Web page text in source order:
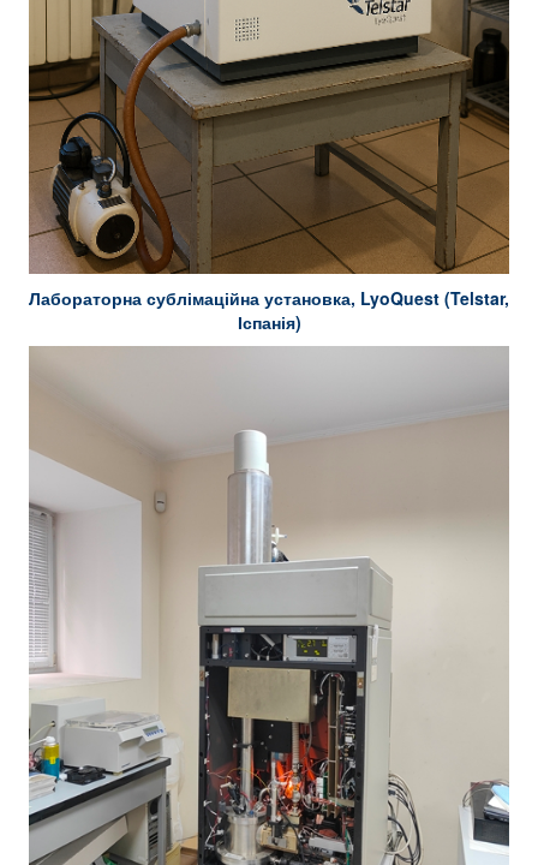
Лабораторна сублімаційна установка, LyoQuest (Telstar,
Іспанія)